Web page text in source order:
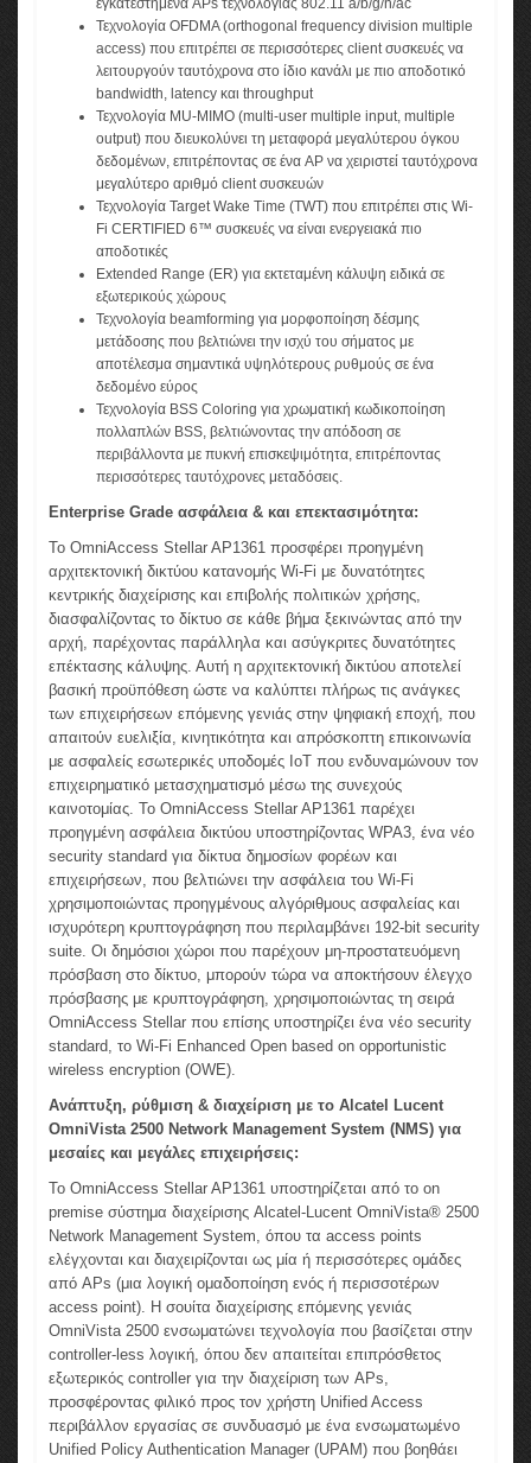
εγκατεστημένα APs τεχνολογίας 802.11 a/b/g/n/ac
Τεχνολογία OFDMA (orthogonal frequency division multiple
access) που επιτρέπει σε περισσότερες client συσκευές να
λειτουργούν ταυτόχρονα στο ίδιο κανάλι με πιο αποδοτικό
bandwidth, latency και throughput
Τεχνολογία MU-MIMO (multi-user multiple input, multiple
output) που διευκολύνει τη μεταφορά μεγαλύτερου όγκου
δεδομένων, επιτρέποντας σε ένα AP να χειριστεί ταυτόχρονα
μεγαλύτερο αριθμό client συσκευών
Τεχνολογία Target Wake Time (TWT) που επιτρέπει στις Wi-
Fi CERTIFIED 6™ συσκευές να είναι ενεργειακά πιο
αποδοτικές
Extended Range (ER) για εκτεταμένη κάλυψη ειδικά σε
εξωτερικούς χώρους
Τεχνολογία beamforming για μορφοποίηση δέσμης
μετάδοσης που βελτιώνει την ισχύ του σήματος με
αποτέλεσμα σημαντικά υψηλότερους ρυθμούς σε ένα
δεδομένο εύρος
Τεχνολογία BSS Coloring για χρωματική κωδικοποίηση
πολλαπλών BSS, βελτιώνοντας την απόδοση σε
περιβάλλοντα με πυκνή επισκεψιμότητα, επιτρέποντας
περισσότερες ταυτόχρονες μεταδόσεις.
Enterprise Grade ασφάλεια & και επεκτασιμότητα:
To OmniAccess Stellar AP1361 προσφέρει προηγμένη
αρχιτεκτονική δικτύου κατανομής Wi-Fi με δυνατότητες
κεντρικής διαχείρισης και επιβολής πολιτικών χρήσης,
διασφαλίζοντας το δίκτυο σε κάθε βήμα ξεκινώντας από την
αρχή, παρέχοντας παράλληλα και ασύγκριτες δυνατότητες
επέκτασης κάλυψης. Αυτή η αρχιτεκτονική δικτύου αποτελεί
βασική προϋπόθεση ώστε να καλύπτει πλήρως τις ανάγκες
των επιχειρήσεων επόμενης γενιάς στην ψηφιακή εποχή, που
απαιτούν ευελιξία, κινητικότητα και απρόσκοπτη επικοινωνία
με ασφαλείς εσωτερικές υποδομές IoT που ενδυναμώνουν τον
επιχειρηματικό μετασχηματισμό μέσω της συνεχούς
καινοτομίας. Το OmniAccess Stellar AP1361 παρέχει
προηγμένη ασφάλεια δικτύου υποστηρίζοντας WPA3, ένα νέο
security standard για δίκτυα δημοσίων φορέων και
επιχειρήσεων, που βελτιώνει την ασφάλεια του Wi-Fi
χρησιμοποιώντας προηγμένους αλγόριθμους ασφαλείας και
ισχυρότερη κρυπτογράφηση που περιλαμβάνει 192-bit security
suite. Οι δημόσιοι χώροι που παρέχουν μη-προστατευόμενη
πρόσβαση στο δίκτυο, μπορούν τώρα να αποκτήσουν έλεγχο
πρόσβασης με κρυπτογράφηση, χρησιμοποιώντας τη σειρά
OmniAccess Stellar που επίσης υποστηρίζει ένα νέο security
standard, το Wi-Fi Enhanced Open based on opportunistic
wireless encryption (OWE).
Ανάπτυξη, ρύθμιση & διαχείριση με το Alcatel Lucent
OmniVista 2500 Network Management System (NMS) για
μεσαίες και μεγάλες επιχειρήσεις:
Το OmniAccess Stellar AP1361 υποστηρίζεται από το on
premise σύστημα διαχείρισης Alcatel-Lucent OmniVista® 2500
Network Management System, όπου τα access points
ελέγχονται και διαχειρίζονται ως μία ή περισσότερες ομάδες
από APs (μια λογική ομαδοποίηση ενός ή περισσοτέρων
access point). Η σουίτα διαχείρισης επόμενης γενιάς
OmniVista 2500 ενσωματώνει τεχνολογία που βασίζεται στην
controller-less λογική, όπου δεν απαιτείται επιπρόσθετος
εξωτερικός controller για την διαχείριση των APs,
προσφέροντας φιλικό προς τον χρήστη Unified Access
περιβάλλον εργασίας σε συνδυασμό με ένα ενσωματωμένο
Unified Policy Authentication Manager (UPAM) που βοηθάει